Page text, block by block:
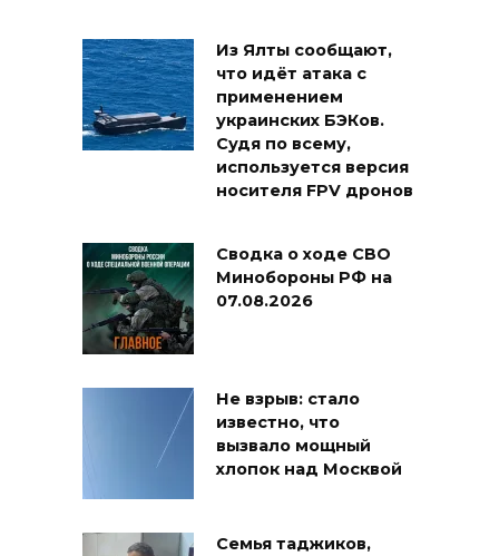
Из Ялты сообщают,
что идёт атака с
применением
украинских БЭКов.
Судя по всему,
используется версия
носителя FPV дронов
Сводка о ходе СВО
Минобороны РФ на
07.08.2026
Не взрыв: стало
известно, что
вызвало мощный
хлопок над Москвой
Семья таджиков,